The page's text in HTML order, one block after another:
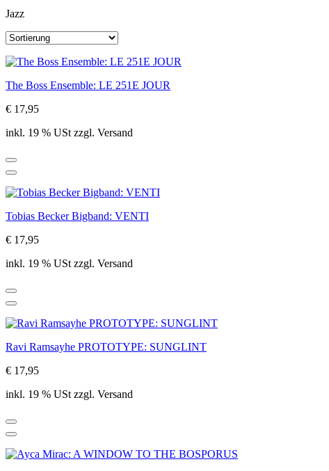
Jazz
The Boss Ensemble: LE 251E JOUR
€ 17,95
inkl. 19 % USt zzgl. Versand
Tobias Becker Bigband: VENTI
€ 17,95
inkl. 19 % USt zzgl. Versand
Ravi Ramsayhe PROTOTYPE: SUNGLINT
€ 17,95
inkl. 19 % USt zzgl. Versand